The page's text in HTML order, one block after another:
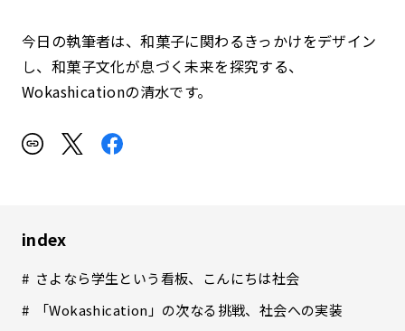
今日の執筆者は、和菓子に関わるきっかけをデザイン
し、和菓子文化が息づく未来を探究する、
Wokashicationの清水です。
index
さよなら学生という看板、こんにちは社会
「Wokashication」の次なる挑戦、社会への実装